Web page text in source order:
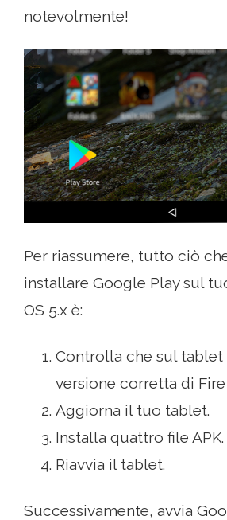
notevolmente!
Per riassumere, tutto ciò
installare Google Play sul
OS 5.x è:
Controlla che sul tablet
versione corretta di Fire
Aggiorna il tuo tablet.
Installa quattro file APK.
Riavvia il tablet.
Successivamente, avvia